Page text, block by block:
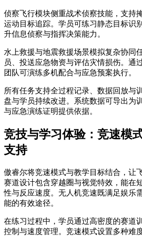
侦察飞行模块侧重战术侦察技能，支持
运动目标追踪。学员可练习静态目标识
升信息侦察与指挥决策能力。
水上救援与地震救援场景模拟复杂协同
员、投送应急物资与评估灾情损伤。通
团队可演练多机配合与应急预案执行。
所有任务支持全过程记录、数据回放与
盘与学员持续改进。系统数据可导出为
与应急演练证明提供依据。
竞技与学习体验：竞速模
支持
傲睿尔将竞速模式与教学目标结合，让
赛道设计包含穿越圈与视觉特效，能在
性与反应速度。无人机竞速既满足娱乐
能的有效途径。
在练习过程中，学员通过高密度的赛道
控制与速度管理。竞速模式设置多种难